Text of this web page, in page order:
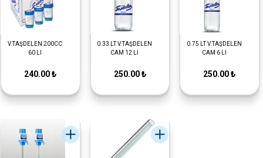
V.TAŞDELEN 200CC
60 LI
240.00 ₺
0.33 LT V.TAŞDELEN
CAM 12 Lİ
250.00 ₺
0.75 LT V.TAŞDELEN
CAM 6 LI
250.00 ₺